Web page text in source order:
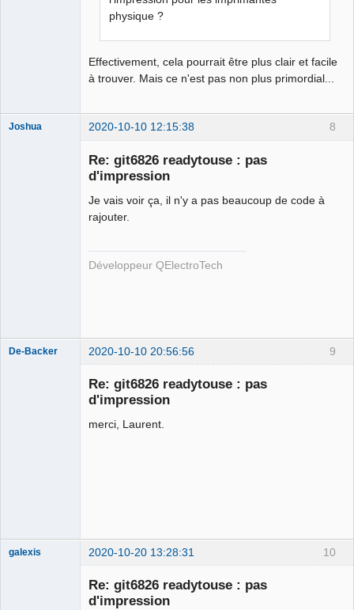
physique ?
Effectivement, cela pourrait être plus clair et facile
à trouver. Mais ce n'est pas non plus primordial...
8
Joshua 2020-10-10 12:15:38
Re: git6826 readytouse : pas
d'impression
Je vais voir ça, il n'y a pas beaucoup de code à
rajouter.
Développeur QElectroTech
9
De-Backer 2020-10-10 20:56:56
Re: git6826 readytouse : pas
d'impression
merci, Laurent.
10
galexis 2020-10-20 13:28:31
Re: git6826 readytouse : pas
d'impression